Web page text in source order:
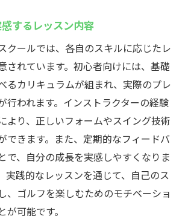
にせず練習できる環境
用可能な施設の利便性
ールに合わせた柔軟な練習法
ムに合わせたゴルフの楽しみ方
タイルに寄り添う練習施設
代人に最適なゴルフ環境
ドアゴルフスクール初心者にも優
けのカスタマイズレッスン
も安心の練習プラン
するレッスン内容
クールでは、各自のスキルに応じたレ
されています。初心者向けには、基礎
るカリキュラムが組まれ、実際のプレ
行われます。インストラクターの経験
より、正しいフォームやスイング技術
できます。また、定期的なフィードバ
で、自分の成長を実感しやすくなりま
実践的なレッスンを通じて、自己のス
、ゴルフを楽しむためのモチベーショ
可能です。